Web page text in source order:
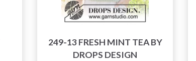
249-13 FRESH MINT TEA BY
DROPS DESIGN